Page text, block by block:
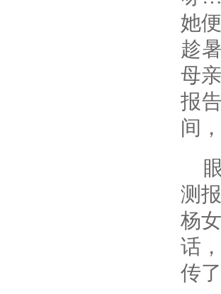
她
趁
母
报
间
测
杨
话
传